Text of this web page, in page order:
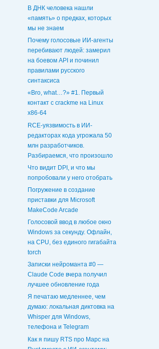
В ДНК человека нашли
«память» о предках, которых
мы не знаем
Почему голосовые ИИ‑агенты
перебивают людей: замерил
на боевом API и починил
правилами русского
синтаксиса
«Bro, what…?» #1. Первый
контакт с crackme на Linux
x86-64
RCE-уязвимость в ИИ-
редакторах кода угрожала 50
млн разработчиков.
Разбираемся, что произошло
Что видит DPI, и что мы
попробовали у него отобрать
Погружение в создание
приставки для Microsoft
MakeCode Arcade
Голосовой ввод в любое окно
Windows за секунду. Офлайн,
на CPU, без единого гигабайта
torch
Записки нейроманта #0 —
Claude Code вчера получил
лучшее обновление года
Я печатаю медленнее, чем
думаю: локальная диктовка на
Whisper для Windows,
телефона и Telegram
Как я пишу RTS про Марс на